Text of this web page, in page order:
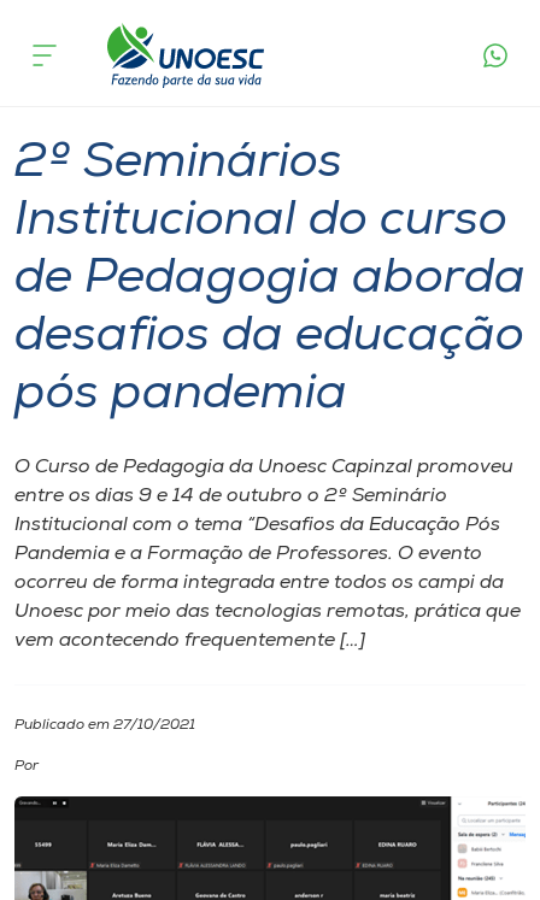
Cursos
Pesquisa
Atendimento ao Estudante
Portal de Ensino
A
Internacionalização
I.nova
Cultura
CPA
Biblioteca
acontece
pandemia
2º Seminários
Institucional do curso
de Pedagogia aborda
desafios da educação
pós pandemia
O Curso de Pedagogia da Unoesc Capinzal promoveu
entre os dias 9 e 14 de outubro o 2º Seminário
Institucional com o tema “Desafios da Educação Pós
Pandemia e a Formação de Professores. O evento
ocorreu de forma integrada entre todos os campi da
Unoesc por meio das tecnologias remotas, prática que
vem acontecendo frequentemente […]
Publicado em 27/10/2021
Por